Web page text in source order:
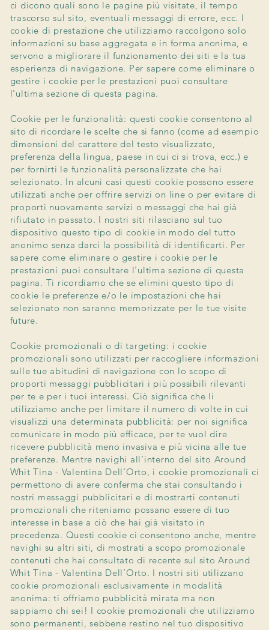
ci dicono quali sono le pagine più visitate, il tempo
trascorso sul sito, eventuali messaggi di errore, ecc. I
cookie di prestazione che utilizziamo raccolgono solo
informazioni su base aggregata e in forma anonima, e
servono a migliorare il funzionamento dei siti e la tua
esperienza di navigazione. Per sapere come eliminare o
gestire i cookie per le prestazioni puoi consultare
l'ultima sezione di questa pagina.
Cookie per le funzionalità: questi cookie consentono al
sito di ricordare le scelte che si fanno (come ad esempio
dimensioni del carattere del testo visualizzato,
preferenza della lingua, paese in cui ci si trova, ecc.) e
per fornirti le funzionalità personalizzate che hai
selezionato. In alcuni casi questi cookie possono essere
utilizzati anche per offrire servizi on line o per evitare di
proporti nuovamente servizi o messaggi che hai già
rifiutato in passato. I nostri siti rilasciano sul tuo
dispositivo questo tipo di cookie in modo del tutto
anonimo senza darci la possibilità di identificarti. Per
sapere come eliminare o gestire i cookie per le
prestazioni puoi consultare l'ultima sezione di questa
pagina. Ti ricordiamo che se elimini questo tipo di
cookie le preferenze e/o le impostazioni che hai
selezionato non saranno memorizzate per le tue visite
future.
Cookie promozionali o di targeting: i cookie
promozionali sono utilizzati per raccogliere informazioni
sulle tue abitudini di navigazione con lo scopo di
proporti messaggi pubblicitari i più possibili rilevanti
per te e per i tuoi interessi. Ciò significa che li
utilizziamo anche per limitare il numero di volte in cui
visualizzi una determinata pubblicità: per noi significa
comunicare in modo più efficace, per te vuol dire
ricevere pubblicità meno invasiva e più vicina alle tue
preferenze. Mentre navighi all’interno del sito Around
Whit Tina - Valentina Dell’Orto, i cookie promozionali ci
permettono di avere conferma che stai consultando i
nostri messaggi pubblicitari e di mostrarti contenuti
promozionali che riteniamo possano essere di tuo
interesse in base a ciò che hai già visitato in
precedenza. Questi cookie ci consentono anche, mentre
navighi su altri siti, di mostrati a scopo promozionale
contenuti che hai consultato di recente sul sito Around
Whit Tina - Valentina Dell’Orto. I nostri siti utilizzano
cookie promozionali esclusivamente in modalità
anonima: ti offriamo pubblicità mirata ma non
sappiamo chi sei! I cookie promozionali che utilizziamo
sono permanenti, sebbene restino nel tuo dispositivo